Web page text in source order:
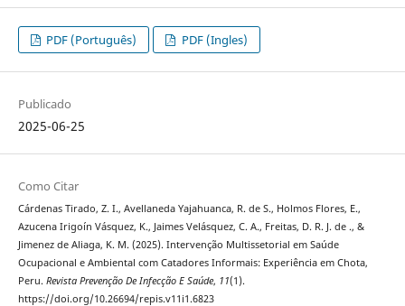
PDF (Português) PDF (Ingles)
Publicado
2025-06-25
Como Citar
Cárdenas Tirado, Z. I., Avellaneda Yajahuanca, R. de S., Holmos Flores, E.,
Azucena Irigoín Vásquez, K., Jaimes Velásquez, C. A., Freitas, D. R. J. de ., &
Jimenez de Aliaga, K. M. (2025). Intervenção Multissetorial em Saúde
Ocupacional e Ambiental com Catadores Informais: Experiência em Chota,
Peru. Revista Prevenção De Infecção E Saúde, 11(1).
https://doi.org/10.26694/repis.v11i1.6823